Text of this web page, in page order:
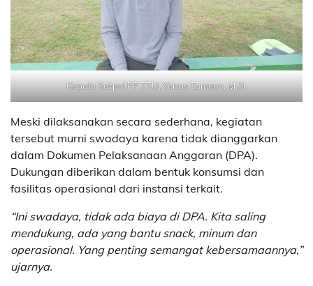
Kepala Satpol PP TTU, Yonas Tameon, M.Si.
Meski dilaksanakan secara sederhana, kegiatan
tersebut murni swadaya karena tidak dianggarkan
dalam Dokumen Pelaksanaan Anggaran (DPA).
Dukungan diberikan dalam bentuk konsumsi dan
fasilitas operasional dari instansi terkait.
“Ini swadaya, tidak ada biaya di DPA. Kita saling
mendukung, ada yang bantu snack, minum dan
operasional. Yang penting semangat kebersamaannya,”
ujarnya.